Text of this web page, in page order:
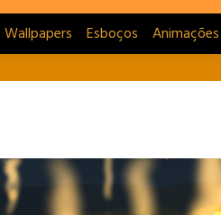
Esboços Animações